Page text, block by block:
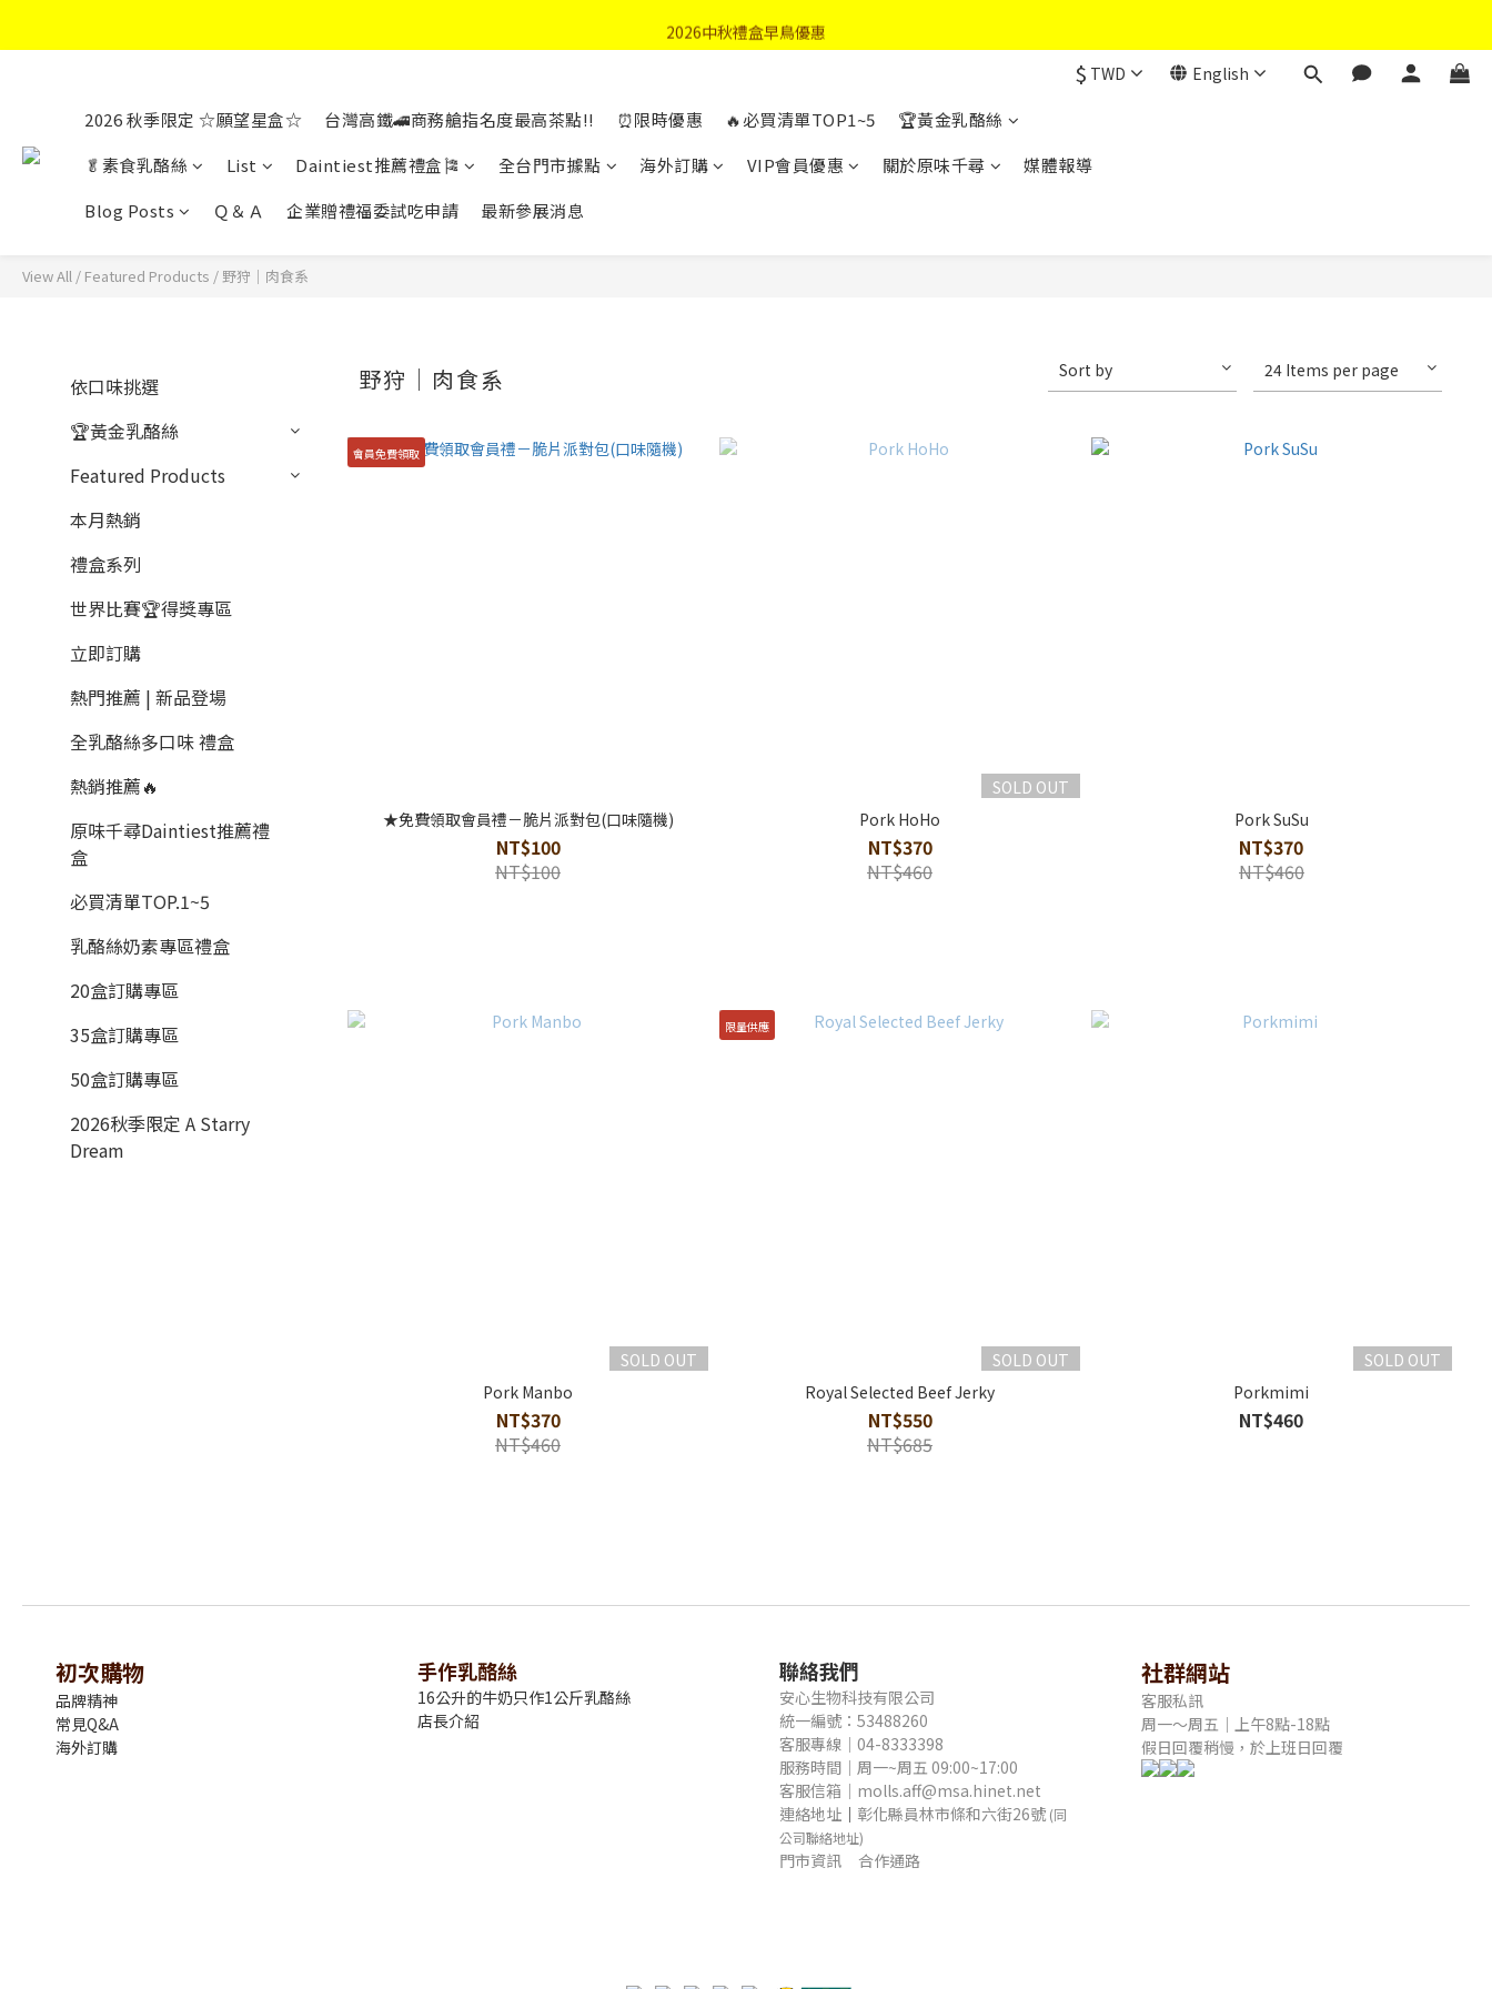
首購優惠輸入"N50"現折50元
2026中秋禮盒早鳥優惠
$ TWD English
2026 秋季限定 ☆願望星盒☆ 台灣高鐵🚄商務艙指名度最高茶點!! ⏰限時優惠 🔥必買清單TOP1~5
🏆黃金乳酪絲
🥬素食乳酪絲
List Daintiest推薦禮盒🎏 全台門市據點 海外訂購 VIP會員優惠 關於原味千尋
媒體報導
Blog Posts
Ｑ＆Ａ 企業贈禮福委試吃申請 最新參展消息
View All / Featured Products /野狩│肉食系
依口味挑選
🏆黃金乳酪絲
Featured Products
本月熱銷
禮盒系列
世界比賽🏆得獎專區
立即訂購
熱門推薦 | 新品登場
全乳酪絲多口味 禮盒
熱銷推薦🔥
原味千尋Daintiest推薦禮
盒
必買清單TOP.1~5
乳酪絲奶素專區禮盒
20盒訂購專區
35盒訂購專區
50盒訂購專區
2026秋季限定 A Starry
Dream
野狩│肉食系 Sort by 24 Items per page
會員免費領取
★免費領取會員禮－脆片派對包(口味隨機)
NT$100
NT$100
SOLD OUT
Pork HoHo
NT$370
NT$460
Pork SuSu
NT$370
NT$460
SOLD OUT
Pork Manbo
NT$370
NT$460
限量供應
SOLD OUT
Royal Selected Beef Jerky
NT$550
NT$685
SOLD OUT
Porkmimi
NT$460
初次購物
品牌精神
常見Q&A
海外訂購
手作乳酪絲
16公升的牛奶只作1公斤乳酪絲
店長介紹
聯絡我們
安心生物科技有限公司
統一編號：53488260
客服專線｜04-8333398
服務時間｜周一~周五 09:00~17:00
客服信箱｜molls.aff@msa.hinet.net
連絡地址 ｜ 彰化縣員林市條和六街26號 (同
公司聯絡地址)
門市資訊 合作通路
社群網站
客服私訊
周一～周五｜上午8點-18點
假日回覆稍慢，於上班日回覆